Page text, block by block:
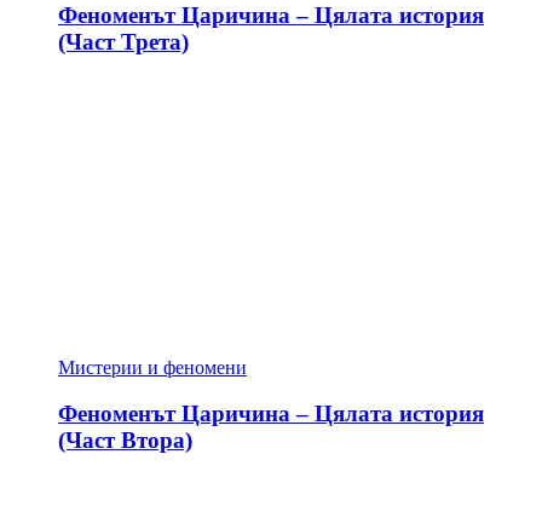
Феноменът Царичина – Цялата история
(Част Трета)
Мистерии и феномени
Феноменът Царичина – Цялата история
(Част Втора)